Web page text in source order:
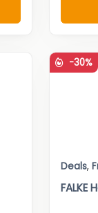
-30%
Deals,
FALKE